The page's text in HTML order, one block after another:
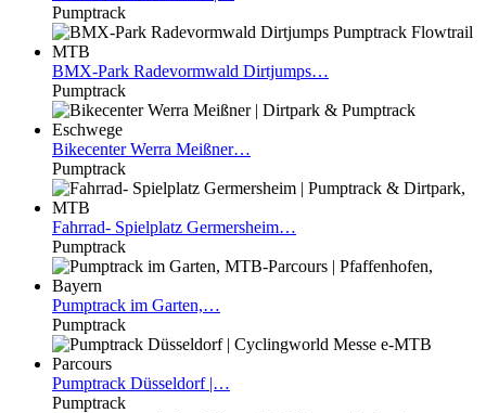
Pumptrack
BMX-Park Radevormwald Dirtjumps…
Pumptrack
BikecenterWerra Meißner…
Pumptrack
Fahrrad- Spielplatz Germersheim…
Pumptrack
Pumptrack im Garten,…
Pumptrack
Pumptrack Düsseldorf |…
Pumptrack